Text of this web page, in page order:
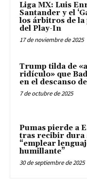
Liga MX: Luis
Santander y el
los árbitros de
del Play-In
17 de noviembre de 2025
Trump tilda de
ridículo» que
en el descanso
7 de octubre de 2025
Pumas pierde a
tras recibir dura
“emplear
humillante”
30 de septiembre de 2025